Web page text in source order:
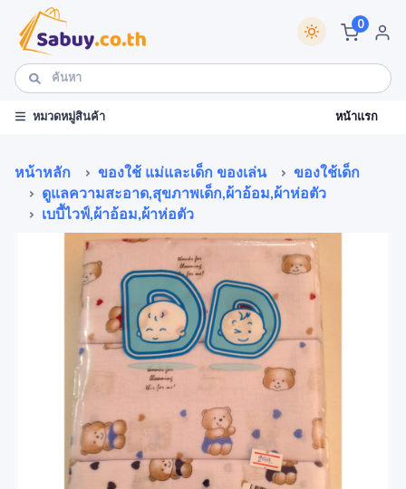
0
หมวดหมู่สินค้า หน้าแรก
หน้าหลัก ของใช้ แม่และเด็ก ของเล่น
ของใช้เด็ก
ดูแลความสะอาด,สุขภาพเด็ก,ผ้าอ้อม,ผ้าห่อตัว
เบบี้ไวฟ์,ผ้าอ้อม,ผ้าห่อตัว